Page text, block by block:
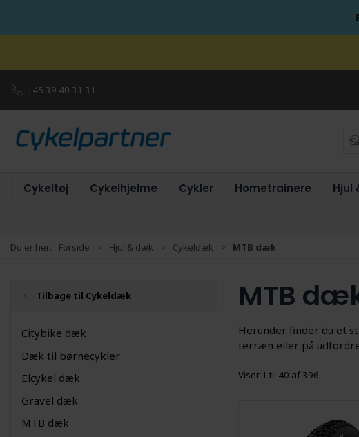
+45 39 40 31 31
Cykeltøj Cykelhjelme Cykler Hometrainere Hjul
Du er her: Forside Hjul & dæk Cykeldæk MTB dæk
Tilbage til Cykeldæk
Citybike dæk
Dæk til børnecykler
Elcykel dæk
Gravel dæk
MTB dæk
MTB
Herunder finder du et
terræn eller på
Viser 1 til 40 af 396